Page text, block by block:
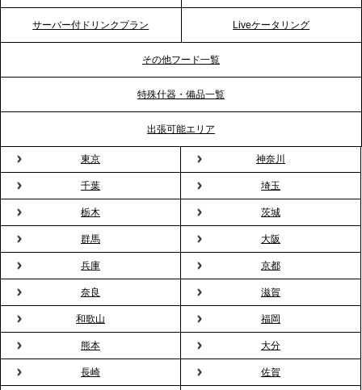
テーブル、横浜事務所を新設。神奈川エリアのサー
ビス提供体制を強化し、質の高い「場づくり」をサ
TBS「Nスタ」で、2ndTable「1DISH」の花見オー
ドブルが紹介されました
2026.3.23
プレスリリースのご案内｜入社式の“そのまま懇親
会”が企業で広がる。 新入社員の交流を支える『オフ
ィスケータリング』という新しい活用法
2026.3.20
NHK「ニュースウオッチ9」で、2ndTable「室内花
2026.3.16
サーバー付ドリンクプラン Liveケータリング
その他フード一覧
特殊什器・備品一覧
出張可能エリア
東京 神奈川
千葉 埼玉
栃木 茨城
群馬 大阪
兵庫 京都
奈良 滋賀
和歌山 福岡
熊本 大分
長崎 佐賀